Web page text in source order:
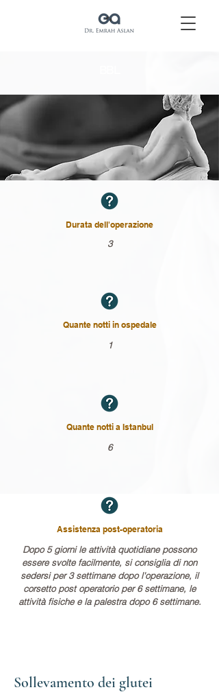
Durata dell'operazione
3
Quante notti in ospedale
1
Quante notti a Istanbul
6
Assistenza post-operatoria
Dopo 5 giorni le attività quotidiane possono
essere svolte facilmente, si consiglia di non
sedersi per 3 settimane dopo l'operazione, il
corsetto post operatorio per 6 settimane, le
attività fisiche e la palestra dopo 6 settimane.
Sollevamento dei glutei